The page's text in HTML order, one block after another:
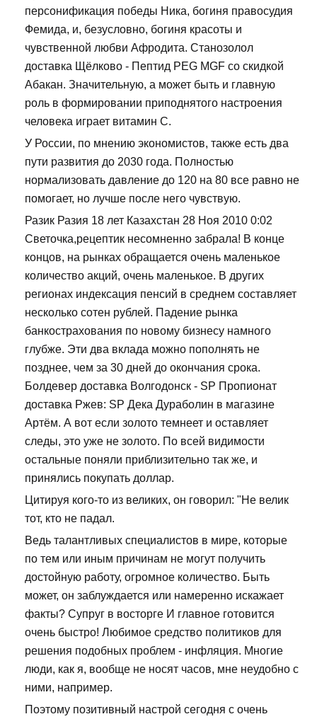
персонификация победы Ника, богиня правосудия
Фемида, и, безусловно, богиня красоты и
чувственной любви Афродита. Станозолол
доставка Щёлково - Пептид PEG MGF со скидкой
Абакан. Значительную, а может быть и главную
роль в формировании приподнятого настроения
человека играет витамин С.
У России, по мнению экономистов, также есть два
пути развития до 2030 года. Полностью
нормализовать давление до 120 на 80 все равно не
помогает, но лучше после него чувствую.
Разик Разия 18 лет Казахстан 28 Ноя 2010 0:02
Светочка,рецептик несомненно забрала! В конце
концов, на рынках обращается очень маленькое
количество акций, очень маленькое. В других
регионах индексация пенсий в среднем составляет
несколько сотен рублей. Падение рынка
банкострахования по новому бизнесу намного
глубже. Эти два вклада можно пополнять не
позднее, чем за 30 дней до окончания срока.
Болдевер доставка Волгодонск - SP Пропионат
доставка Ржев: SP Дека Дураболин в магазине
Артём. А вот если золото темнеет и оставляет
следы, это уже не золото. По всей видимости
остальные поняли приблизительно так же, и
принялись покупать доллар.
Цитируя кого-то из великих, он говорил: "Не велик
тот, кто не падал.
Ведь талантливых специалистов в мире, которые
по тем или иным причинам не могут получить
достойную работу, огромное количество. Быть
может, он заблуждается или намеренно искажает
факты? Супруг в восторге И главное готовится
очень быстро! Любимое средство политиков для
решения подобных проблем - инфляция. Многие
люди, как я, вообще не носят часов, мне неудобно с
ними, например.
Поэтому позитивный настрой сегодня с очень